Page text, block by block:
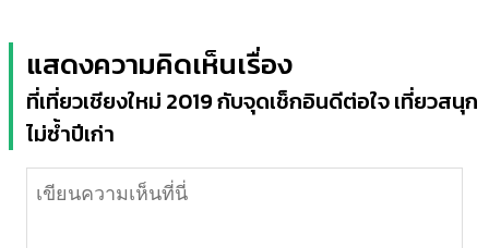
แสดงความคิดเห็นเรื่อง
ที่เที่ยวเชียงใหม่ 2019 กับจุดเช็กอินดีต่อใจ เที่ยวสนุก
ไม่ซ้ำปีเก่า